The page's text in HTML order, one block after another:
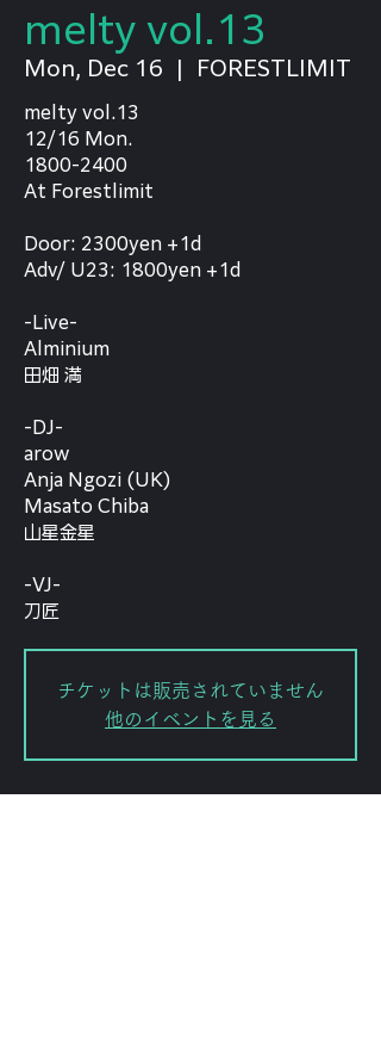
melty vol.13
Mon, Dec 16 FORESTLIMIT
melty vol.13
12/16 Mon.
1800-2400
At Forestlimit
Door: 2300yen +1d
Adv/ U23: 1800yen +1d
-Live-
Alminium
田畑 満
-DJ-
arow
Anja Ngozi (UK)
Masato Chiba
山星金星
-VJ-
刀匠
チケットは販売されていません
他のイベントを見る